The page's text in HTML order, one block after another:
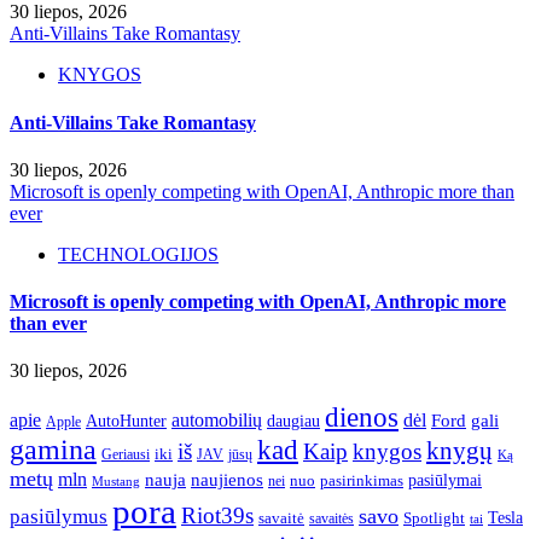
30 liepos, 2026
Anti-Villains Take Romantasy
KNYGOS
Anti-Villains Take Romantasy
30 liepos, 2026
Microsoft is openly competing with OpenAI, Anthropic more than
ever
TECHNOLOGIJOS
Microsoft is openly competing with OpenAI, Anthropic more
than ever
30 liepos, 2026
apie Apple AutoHunter automobilių daugiau dienos dėl Ford gali
gamina Geriausi iki iš JAV jūsų kadKaip knygosknygų Ką
metų mln Mustang nauja naujienos nei nuo pasirinkimas pasiūlymai
pasiūlymus pora Riot39s savaitė savaitės savo Spotlight tai Tesla